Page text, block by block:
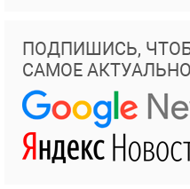
ПОДПИШИСЬ,
САМОЕ